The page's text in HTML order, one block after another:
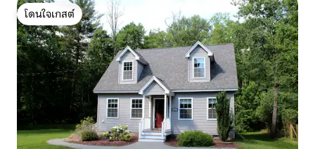
โดนใจเกสต์
โดนใจเกสต์